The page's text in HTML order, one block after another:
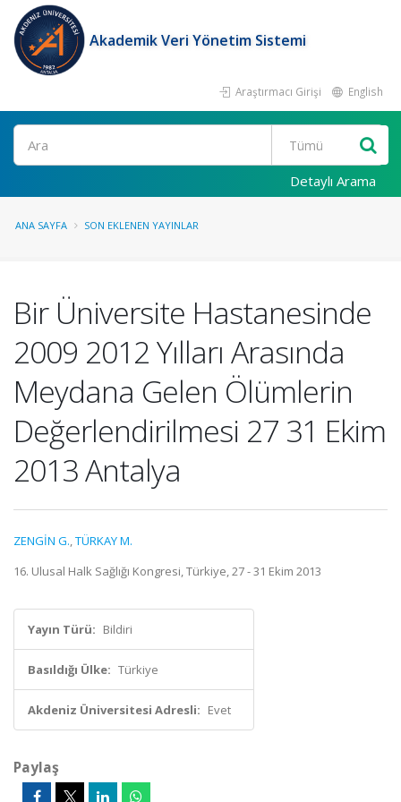
Akademik Veri Yönetim Sistemi
Araştırmacı Girişi English
Ara
Detaylı Arama
ANA SAYFA SON EKLENEN YAYINLAR
Bir Üniversite Hastanesinde
2009 2012 Yılları Arasında
Meydana Gelen Ölümlerin
Değerlendirilmesi 27 31 Ekim
2013 Antalya
ZENGİN G.,TÜRKAY M.
16. Ulusal Halk Sağlığı Kongresi, Türkiye, 27 - 31 Ekim 2013
Yayın Türü: Bildiri
Basıldığı Ülke: Türkiye
Akdeniz Üniversitesi Adresli: Evet
Paylaş